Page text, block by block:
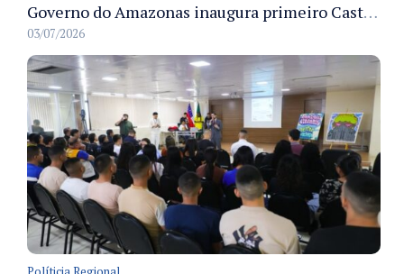
Governo do Amazonas inaugura primeiro Castramóvel Fluvial para atendimento veterinário às comunidades ribeirinhas e castração gratuita
03/07/2026